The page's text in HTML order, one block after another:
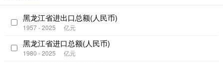
黑龙江省进出口总额(人民币)
1957 - 2025 亿元
黑龙江省进口总额(人民币)
1980 - 2025 亿元